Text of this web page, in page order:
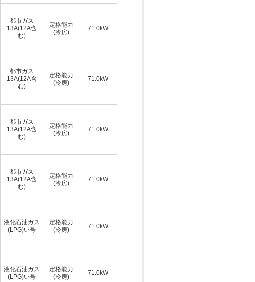
都市ガス
13A(12A含
む)
定格能力
(冷房)
71.0kW
都市ガス
13A(12A含
む)
定格能力
(冷房)
71.0kW
都市ガス
13A(12A含
む)
定格能力
(冷房)
71.0kW
都市ガス
13A(12A含
む)
定格能力
(冷房)
71.0kW
液化石油ガス
(LPG)い号
定格能力
(冷房)
71.0kW
液化石油ガス
(LPG)い号
定格能力
(冷房)
71.0kW